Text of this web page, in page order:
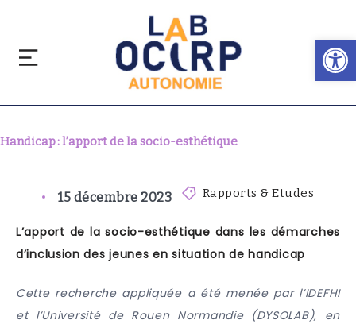
Ouvrir la barre d’outils
Handicap : l’apport de la socio-esthétique
15 décembre 2023 Rapports & Etudes
L’apport de la socio-esthétique dans les démarches
d’inclusion des jeunes en situation de handicap
Cette recherche appliquée a été menée par l’IDEFHI
et l’Université de Rouen Normandie (DYSOLAB), en